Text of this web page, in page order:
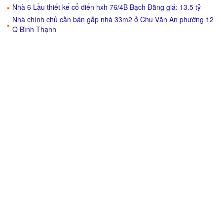
Nhà 6 Lầu thiết kế cổ điển hxh 76/4B Bạch Đằng giá: 13.5 tỷ
Nhà chính chủ cần bán gấp nhà 33m2 ở Chu Văn An phường 12
Q Bình Thạnh